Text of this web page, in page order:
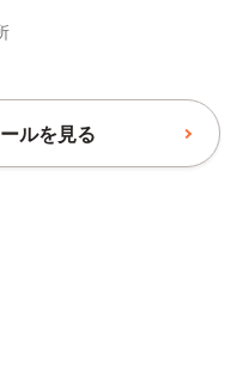
ルを見る